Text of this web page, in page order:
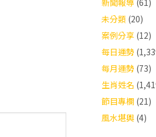
新聞報導 (61)
未分類 (20)
案例分享 (12)
每日運勢
每月運勢 (73)
生肖姓名
節目專欄 (21)
風水堪輿 (4)